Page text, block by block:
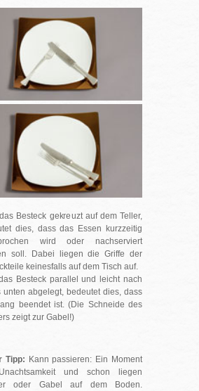
Besteck gekreuzt auf dem Teller,
dies, dass das Essen kurzzeitig
wird oder nachserviert
soll. Dabei liegen die Griffe der
keinesfalls auf dem Tisch auf.
Besteck parallel und leicht nach
unten abgelegt, bedeutet dies, dass
beendet ist. (Die Schneide des
zeigt zur Gabel!)
Tipp: Kann passieren: Ein Moment
und schon liegen
oder Gabel auf dem Boden.